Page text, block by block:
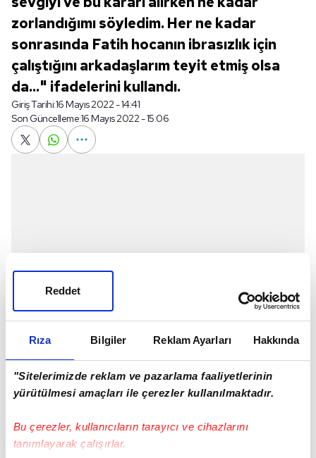
Rıza Bilgiler Reklam Ayarları Hakkında
"Sitelerimizde reklam ve pazarlama faaliyetlerinin
yürütülmesi amaçları ile çerezler kullanılmaktadır.
Bu çerezler, kullanıcıların tarayıcı ve cihazlarını
tanımlayarak çalışırlar.
Reddet
zorlandığımı söyledim. Her ne kadar
sonrasında Fatih hocanın ibrasızlık için
çalıştığını arkadaşlarım teyit etmiş olsa
da..." ifadelerini kullandı.
Giriş Tarihi:16 Mayıs 2022 - 14:41
Son Güncelleme:16 Mayıs 2022 - 15:06
GalatasarayBaşkanı Burak Elmas, açıklamalarda
Elmas,Fatih Terimhakkında şu ifadeleri kullandı: